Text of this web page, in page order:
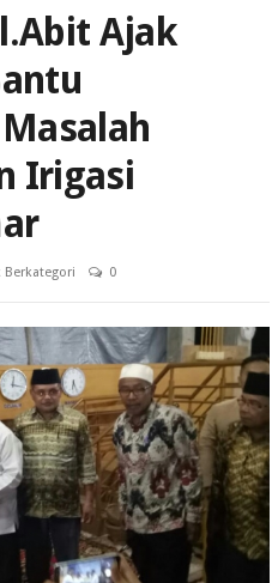
Ajak
Irigasi
Berkategori 0